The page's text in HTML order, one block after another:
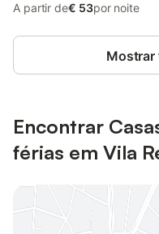
A partir de€ 53por noite
Mostrar
Encontrar
férias em Vila